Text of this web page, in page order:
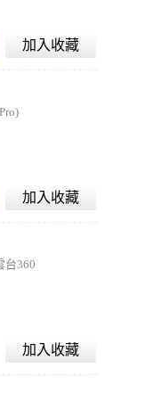
加入收藏
加入收藏
台360
加入收藏